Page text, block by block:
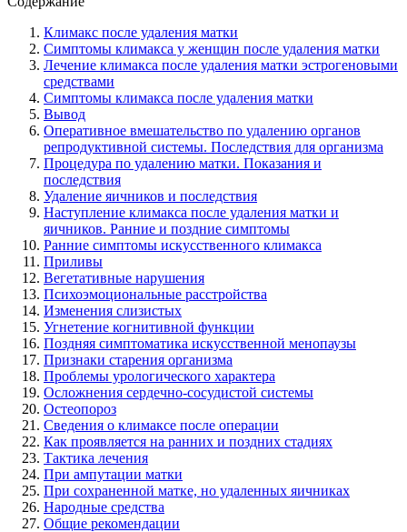
Климакс после удаления матки
Симптомы климакса у женщин после удаления матки
Лечение климакса после удаления матки эстрогеновыми
средствами
Симптомы климакса после удаления матки
Вывод
Оперативное вмешательство по удалению органов
репродуктивной системы. Последствия для организма
Процедура по удалению матки. Показания и
последствия
Удаление яичников и последствия
Наступление климакса после удаления матки и
яичников. Ранние и поздние симптомы
Ранние симптомы искусственного климакса
Приливы
Вегетативные нарушения
Психоэмоциональные расстройства
Изменения слизистых
Угнетение когнитивной функции
Поздняя симптоматика искусственной менопаузы
Признаки старения организма
Проблемы урологического характера
Осложнения сердечно-сосудистой системы
Остеопороз
Сведения о климаксе после операции
Как проявляется на ранних и поздних стадиях
Тактика лечения
При ампутации матки
При сохраненной матке, но удаленных яичниках
Народные средства
Общие рекомендации